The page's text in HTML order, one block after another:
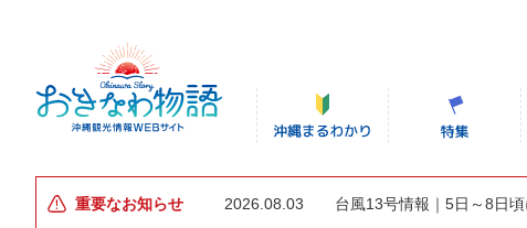
重要なお知らせ 2026.08.03 台風13号情報｜5日～8日